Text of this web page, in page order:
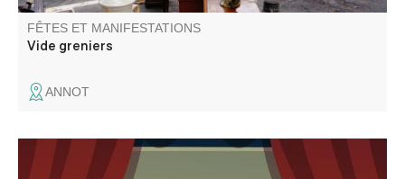
FÊTES ET MANIFESTATIONS
Vide greniers
ANNOT
Le Cinéma de Pays vous propose 2 séances : à 18h30